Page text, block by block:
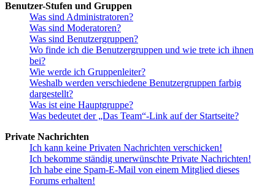
Benutzer-Stufen und Gruppen
Was sind Administratoren?
Was sind Moderatoren?
Was sind Benutzergruppen?
Wo finde ich die Benutzergruppen und wie trete ich ihnen
bei?
Wie werde ich Gruppenleiter?
Weshalb werden verschiedene Benutzergruppen farbig
dargestellt?
Was ist eine Hauptgruppe?
Was bedeutet der „Das Team“-Link auf der Startseite?
Private Nachrichten
Ich kann keine Privaten Nachrichten verschicken!
Ich bekomme ständig unerwünschte Private Nachrichten!
Ich habe eine Spam-E-Mail von einem Mitglied dieses
Forums erhalten!